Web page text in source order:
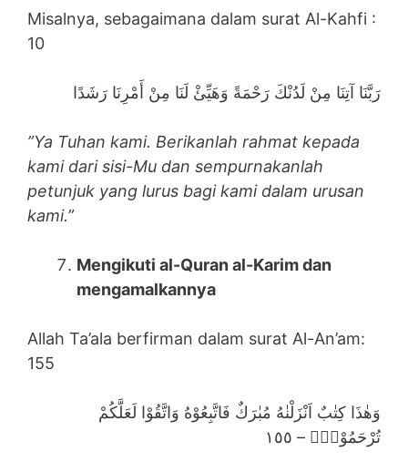
Misalnya, sebagaimana dalam surat Al-Kahfi :
10
رَبَّنَا آتِنَا مِنْ لَدُنْكَ رَحْمَةً وَهَيِّئْ لَنَا مِنْ أَمْرِنَا رَشَدًا
”Ya Tuhan kami. Berikanlah rahmat kepada
kami dari sisi-Mu dan sempurnakanlah
petunjuk yang lurus bagi kami dalam urusan
kami.”
Mengikuti al-Quran al-Karim dan
mengamalkannya
Allah Ta’ala berfirman dalam surat Al-An’am:
155
وَهٰذَا كِتٰبٌ اَنْزَلْنٰهُ مُبٰرَكٌ فَاتَّبِعُوْهُ وَاتَّقُوْا لَعَلَّكُمْ
تُرْحَمُوْنَۙ – ١٥٥